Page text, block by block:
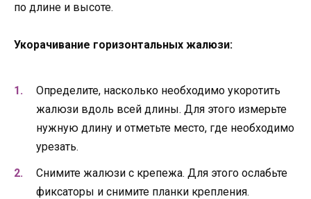
по длине и высоте.
Укорачивание горизонтальных жалюзи:
Определите, насколько необходимо укоротить
жалюзи вдоль всей длины. Для этого измерьте
нужную длину и отметьте место, где необходимо
урезать.
Снимите жалюзи с крепежа. Для этого ослабьте
фиксаторы и снимите планки крепления.